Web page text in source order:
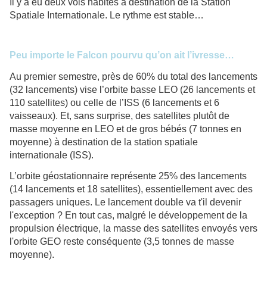
Spatiale Internationale. Le rythme est stable…
Peu importe le Falcon pourvu qu’on ait l’ivresse…
Au premier semestre, près de 60% du total des lancements
(32 lancements) vise l’orbite basse LEO (26 lancements et
110 satellites) ou celle de l’ISS (6 lancements et 6
vaisseaux). Et, sans surprise, des satellites plutôt de
masse moyenne en LEO et de gros bébés (7 tonnes en
moyenne) à destination de la station spatiale
internationale (ISS).
L’orbite géostationnaire représente 25% des lancements
(14 lancements et 18 satellites), essentiellement avec des
passagers uniques. Le lancement double va t'il devenir
l'exception ? En tout cas, malgré le développement de la
propulsion électrique, la masse des satellites envoyés vers
l'orbite GEO reste conséquente (3,5 tonnes de masse
moyenne).